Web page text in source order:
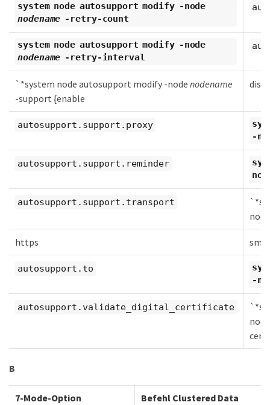
system node autosupport modify -node
nodename -retry-count
system node autosupport modify -node
nodename -retry-interval
`*system node autosupport modify -node nodename
-support {enable
autosupport.support.proxy
-
autosupport.support.reminder
autosupport.support.transport
https
autosupport.to
-
autosupport.validate_digital_certificate
B
7-Mode-Option Befehl Clustered Data